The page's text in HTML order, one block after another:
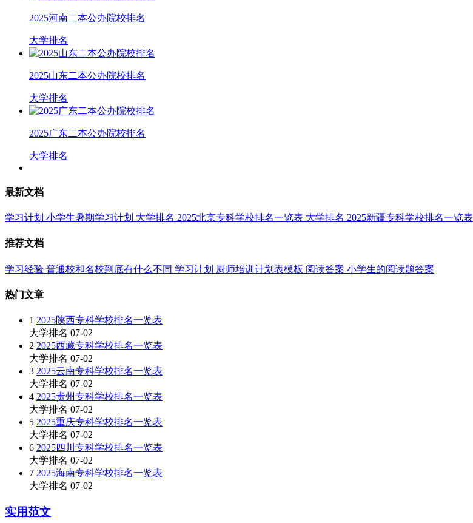
2025河南二本公办院校排名
大学排名
2025山东二本公办院校排名
大学排名
2025广东二本公办院校排名
大学排名
最新文档
学习计划 小学生暑期学习计划 大学排名 2025北京专科学校排名一览表 大学排名 2025新疆专科学校排名一览表
推荐文档
学习经验 普通校和名校到底有什么不同 学习计划 厨师培训计划表模板 阅读答案 小学生的阅读题答案
热门文章
1 2025陕西专科学校排名一览表
大学排名 07-02
2 2025西藏专科学校排名一览表
大学排名 07-02
3 2025云南专科学校排名一览表
大学排名 07-02
4 2025贵州专科学校排名一览表
大学排名 07-02
5 2025重庆专科学校排名一览表
大学排名 07-02
6 2025四川专科学校排名一览表
大学排名 07-02
7 2025海南专科学校排名一览表
大学排名 07-02
实用范文